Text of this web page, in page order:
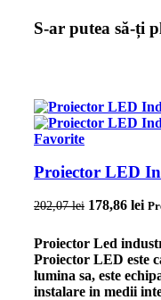
S-ar putea să-ți
Favorite
Proiector LED
202,07lei Prețul inițial
178,86 lei
Proiector Led
Proiector LED este
lumina sa, este
instalare in medii